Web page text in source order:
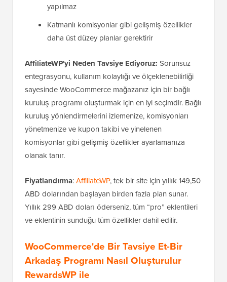
yapılmaz
Katmanlı komisyonlar gibi gelişmiş özellikler
daha üst düzey planlar gerektirir
AffiliateWP'yi Neden Tavsiye Ediyoruz: Sorunsuz
entegrasyonu, kullanım kolaylığı ve ölçeklenebilirliği
sayesinde WooCommerce mağazanız için bir bağlı
kuruluş programı oluşturmak için en iyi seçimdir. Bağlı
kuruluş yönlendirmelerini izlemenize, komisyonları
yönetmenize ve kupon takibi ve yinelenen
komisyonlar gibi gelişmiş özellikler ayarlamanıza
olanak tanır.
Fiyatlandırma:AffiliateWP, tek bir site için yıllık 149,50
ABD dolarından başlayan birden fazla plan sunar.
Yıllık 299 ABD doları öderseniz, tüm “pro” eklentileri
ve eklentinin sunduğu tüm özellikler dahil edilir.
WooCommerce'de Bir Tavsiye Et-Bir
Arkadaş Programı Nasıl Oluşturulur
RewardsWP ile